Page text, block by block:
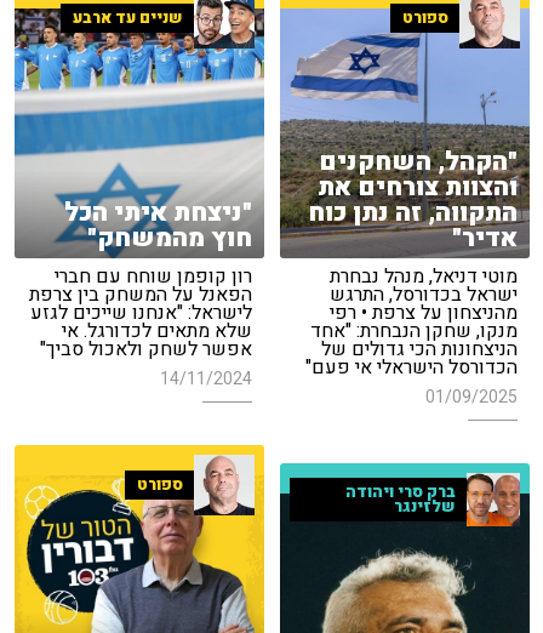
ספורט
"הקהל, השחקנים
והצוות צורחים את
התקווה, זה נתן כוח
אדיר"
מוטי דניאל, מנהל נבחרת
ישראל בכדורסל, התרגש
מהניצחון על צרפת • רפי
מנקו, שחקן הנבחרת: "אחד
הניצחונות הכי גדולים של
הכדורסל הישראלי אי פעם"
01/09/2025
שניים עד ארבע
"ניצחת איתי הכל
חוץ מהמשחק"
רון קופמן שוחח עם חברי
הפאנל על המשחק בין צרפת
לישראל: "אנחנו שייכים לגזע
שלא מתאים לכדורגל. אי
אפשר לשחק ולאכול סביך"
14/11/2024
ספורט ברק סרי ויהודה
שלזינגר